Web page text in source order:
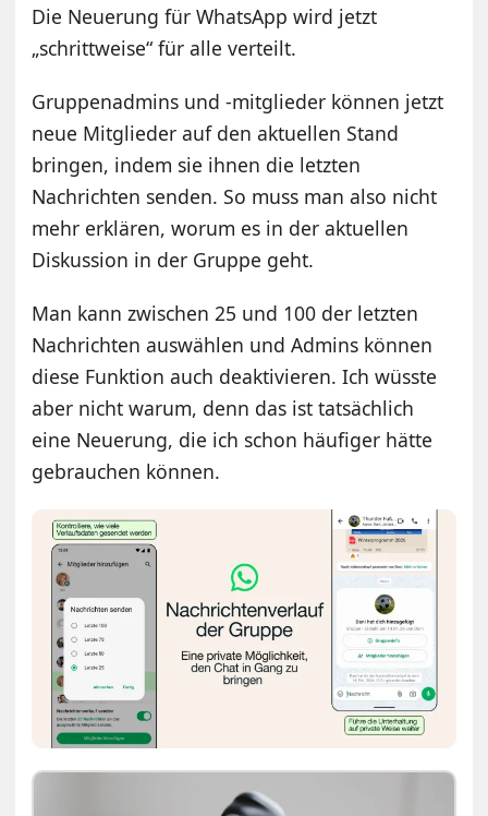
Die Neuerung für WhatsApp wird jetzt
„schrittweise“ für alle verteilt.
Gruppenadmins und -mitglieder können jetzt
neue Mitglieder auf den aktuellen Stand
bringen, indem sie ihnen die letzten
Nachrichten senden. So muss man also nicht
mehr erklären, worum es in der aktuellen
Diskussion in der Gruppe geht.
Man kann zwischen 25 und 100 der letzten
Nachrichten auswählen und Admins können
diese Funktion auch deaktivieren. Ich wüsste
aber nicht warum, denn das ist tatsächlich
eine Neuerung, die ich schon häufiger hätte
gebrauchen können.